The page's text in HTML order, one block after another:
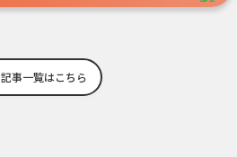
記事一覧はこちら